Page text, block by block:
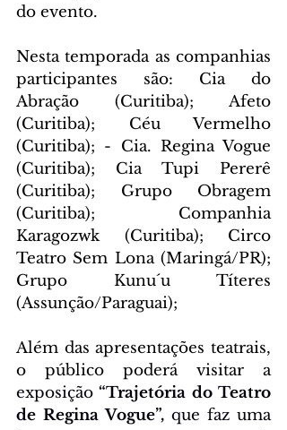
do evento.
Nesta temporada as companhias
participantes são: Cia do
Abração (Curitiba); Afeto
(Curitiba); Céu Vermelho
(Curitiba); - Cia. Regina Vogue
(Curitiba); Cia Tupi Pererê
(Curitiba); Grupo Obragem
(Curitiba); Companhia
Karagozwk (Curitiba); Circo
Teatro Sem Lona (Maringá/PR);
Grupo Kunu´u Títeres
(Assunção/Paraguai);
Além das apresentações teatrais,
o público poderá visitar a
exposição “Trajetória do Teatro
de Regina Vogue”, que faz uma